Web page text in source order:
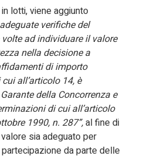
lotti, viene aggiunto
adeguate verifiche del
ad individuare il valore
nella decisione a
di importo
all’articolo 14, è
della Concorrenza e
di cui all’articolo
1990, n. 287”,al fine di
sia adeguato per
da parte delle